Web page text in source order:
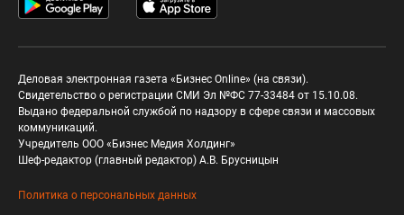
Деловая электронная газета «Бизнес Online» (на связи).
Свидетельство о регистрации СМИ Эл №ФС 77-33484 от 15.10.08.
Выдано федеральной службой по надзору в сфере связи и массовых
коммуникаций.
Учредитель ООО «Бизнес Медия Холдинг»
Шеф-редактор (главный редактор) А.В. Брусницын
Политика о персональных данных